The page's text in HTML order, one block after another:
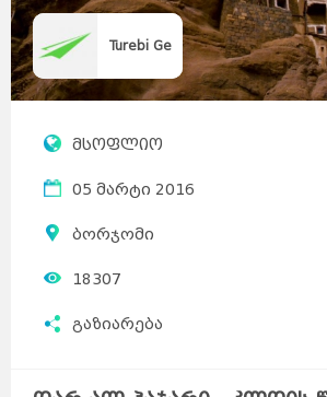
Turebi Ge
მსოფლიო
05 მარტი 2016
ბორჯომი
18307
გაზიარება